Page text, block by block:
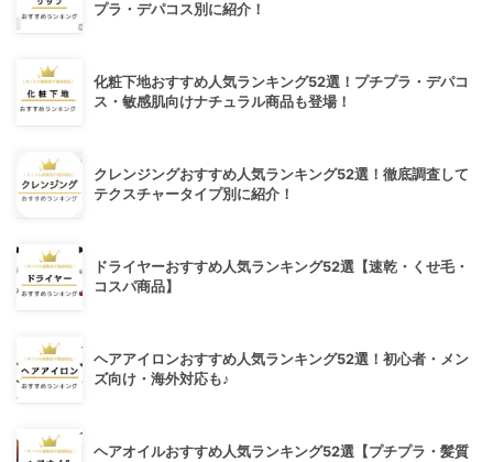
プラ・デパコス別に紹介！
化粧下地おすすめ人気ランキング52選！プチプラ・デパコ
ス・敏感肌向けナチュラル商品も登場！
クレンジングおすすめ人気ランキング52選！徹底調査して
テクスチャータイプ別に紹介！
ドライヤーおすすめ人気ランキング52選【速乾・くせ毛・
コスパ商品】
ヘアアイロンおすすめ人気ランキング52選！初心者・メン
ズ向け・海外対応も♪
ヘアオイルおすすめ人気ランキング52選【プチプラ・髪質